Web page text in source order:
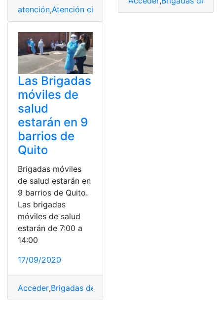
atención,Atención ciudadana
Las Brigadas
móviles de
salud
estarán en 9
barrios de
Quito
Brigadas móviles
de salud estarán en
9 barrios de Quito.
Las brigadas
móviles de salud
estarán de 7:00 a
14:00
17/09/2020
Acceder,Brigadas de salud